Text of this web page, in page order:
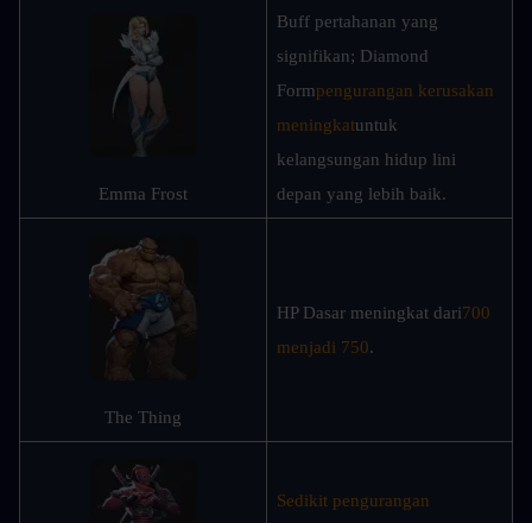
Emma Frost
Buff pertahanan yang
signifikan; Diamond
Formpengurangan kerusakan
meningkatuntuk
kelangsungan hidup lini
depan yang lebih baik.
The Thing
HP Dasar meningkat dari700
menjadi 750.
Sedikit pengurangan